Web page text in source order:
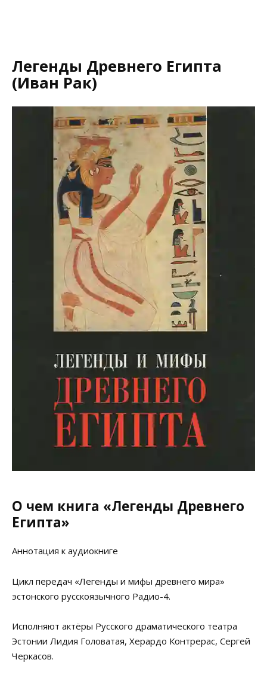
Легенды Древнего Египта
(Иван Рак)
О чем книга «Легенды Древнего
Египта»
Аннотация к аудиокниге
Цикл передач «Легенды и мифы древнего мира»
эстонского русскоязычного Радио-4.
Исполняют актёры Русского драматического театра
Эстонии Лидия Головатая, Херардо Контрерас, Сергей
Черкасов.